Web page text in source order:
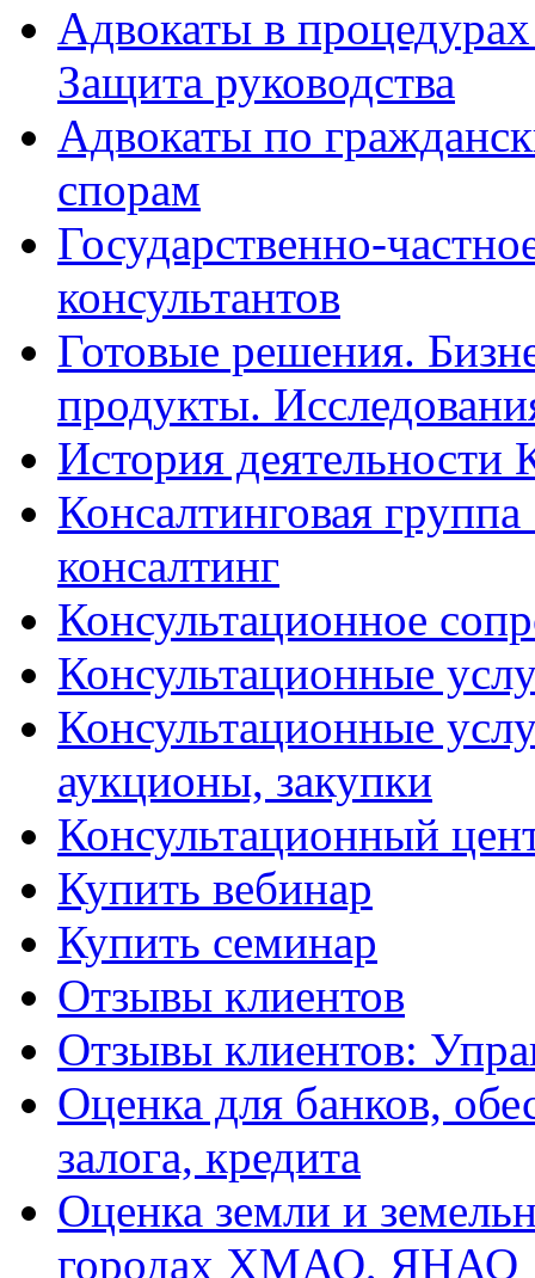
Адвокаты в
Защита руководства
Адвокаты по
спорам
Государственно-
консультантов
Готовые решения.
продукты.
История деятельности
Консалтинговая
консалтинг
Консультационное
Консультационные
Консультационные
аукционы, закупки
Консультационный
Купить вебинар
Купить семинар
Отзывы клиентов
Отзывы клиентов:
Оценка для банков,
залога, кредита
Оценка земли и
городах ХМАО, ЯНАО